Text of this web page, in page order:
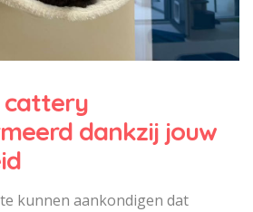
cattery
dankzij jouw
kunnen aankondigen dat